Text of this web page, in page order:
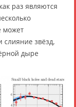
раз являются
может
слияние звёзд,
дыре